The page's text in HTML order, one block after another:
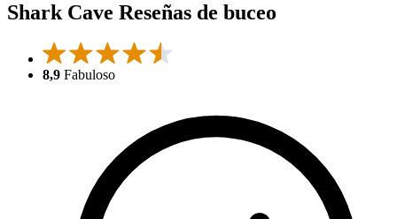
Shark Cave Reseñas de buceo
8,9 Fabuloso